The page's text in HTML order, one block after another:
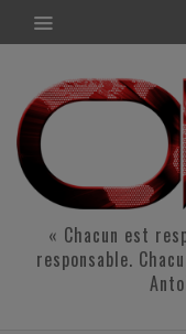
« Chacun est
responsable.